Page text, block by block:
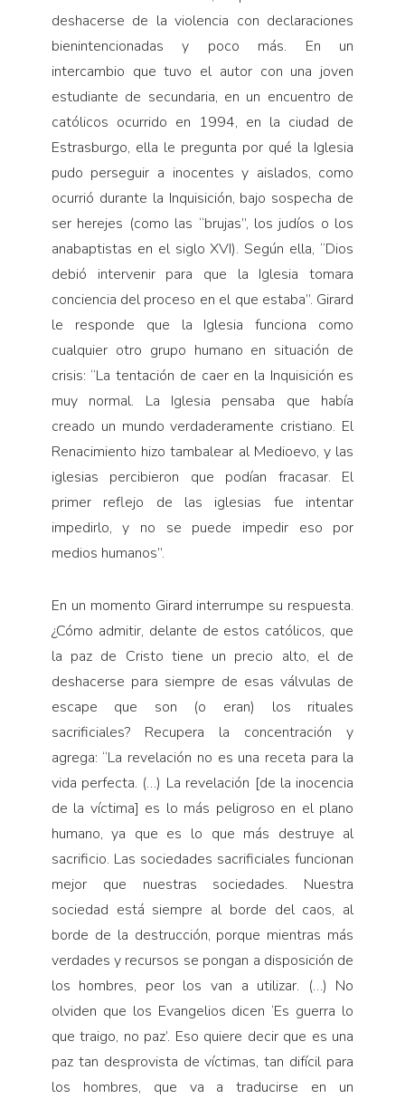
deshacerse de la violencia con declaraciones
bienintencionadas y poco más. En un
intercambio que tuvo el autor con una joven
estudiante de secundaria, en un encuentro de
católicos ocurrido en 1994, en la ciudad de
Estrasburgo, ella le pregunta por qué la Iglesia
pudo perseguir a inocentes y aislados, como
ocurrió durante la Inquisición, bajo sospecha de
ser herejes (como las “brujas”, los judíos o los
anabaptistas en el siglo XVI). Según ella, “Dios
debió intervenir para que la Iglesia tomara
conciencia del proceso en el que estaba”. Girard
le responde que la Iglesia funciona como
cualquier otro grupo humano en situación de
crisis: “La tentación de caer en la Inquisición es
muy normal. La Iglesia pensaba que había
creado un mundo verdaderamente cristiano. El
Renacimiento hizo tambalear al Medioevo, y las
iglesias percibieron que podían fracasar. El
primer reflejo de las iglesias fue intentar
impedirlo, y no se puede impedir eso por
medios humanos”.
En un momento Girard interrumpe su respuesta.
¿Cómo admitir, delante de estos católicos, que
la paz de Cristo tiene un precio alto, el de
deshacerse para siempre de esas válvulas de
escape que son (o eran) los rituales
sacrificiales? Recupera la concentración y
agrega: “La revelación no es una receta para la
vida perfecta. (…) La revelación [de la inocencia
de la víctima] es lo más peligroso en el plano
humano, ya que es lo que más destruye al
sacrificio. Las sociedades sacrificiales funcionan
mejor que nuestras sociedades. Nuestra
sociedad está siempre al borde del caos, al
borde de la destrucción, porque mientras más
verdades y recursos se pongan a disposición de
los hombres, peor los van a utilizar. (…) No
olviden que los Evangelios dicen ‘Es guerra lo
que traigo, no paz’. Eso quiere decir que es una
paz tan desprovista de víctimas, tan difícil para
los hombres, que va a traducirse en un